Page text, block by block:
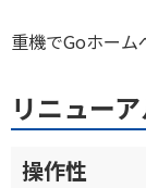
重機でGoホーム
リニュー
操作性